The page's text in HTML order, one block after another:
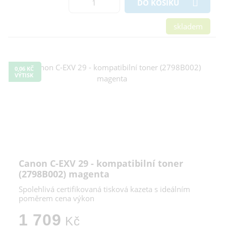
DO KOŠÍKU
skladem
0,06 KČ
VÝTISK
Canon C-EXV 29 - kompatibilní toner
(2798B002) magenta
Spolehlivá certifikovaná tisková kazeta s ideálním
poměrem cena výkon
1 709 Kč